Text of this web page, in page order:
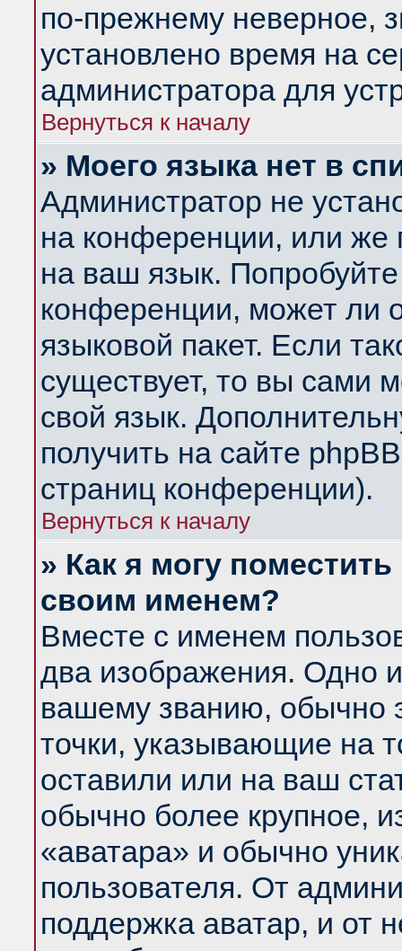
по-прежнему неверное,
установлено время на
администратора для
Вернуться к началу
» Моего языка нет в
Администратор не
на конференции, или же
на ваш язык.
конференции, может ли
языковой пакет. Если
существует, то вы сами
свой язык.
получить на сайте
страниц конференции).
Вернуться к началу
» Как я могу
своим именем?
Вместе с именем
два изображения. Одно
вашему званию, обычно
точки, указывающие на
оставили или на ваш
обычно более крупное,
«аватара» и обычно
пользователя. От
поддержка аватар, и от